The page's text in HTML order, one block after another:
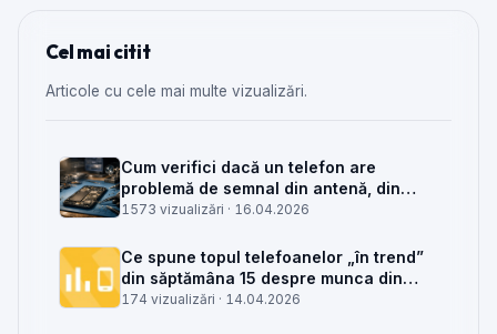
Cel mai citit
Articole cu cele mai multe vizualizări.
Cum verifici dacă un telefon are
problemă de semnal din antenă, din
placa de bază sau din rețea
1573 vizualizări · 16.04.2026
Ce spune topul telefoanelor „în trend”
din săptămâna 15 despre munca din
service GSM
174 vizualizări · 14.04.2026